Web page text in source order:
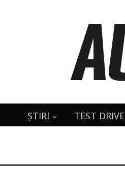
ȘTIRI TEST DRIVE